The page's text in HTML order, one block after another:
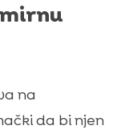
na
da bi njen